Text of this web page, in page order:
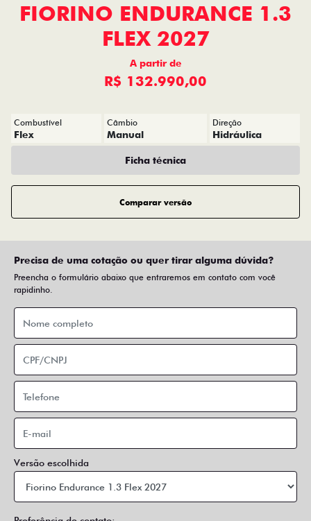
FIORINO ENDURANCE 1.3
FLEX 2027
A partir de
R$ 132.990,00
Combustível
Flex
Câmbio
Manual
Direção
Hidráulica
Ficha técnica
Comparar versão
Precisa de uma cotação ou quer tirar alguma dúvida?
Preencha o formulário abaixo que entraremos em contato com você
rapidinho.
Versão escolhida